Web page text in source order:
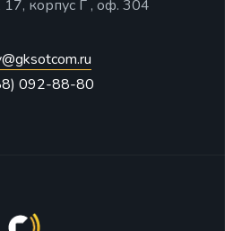
17, корпус Г , оф. 304
092-88-80